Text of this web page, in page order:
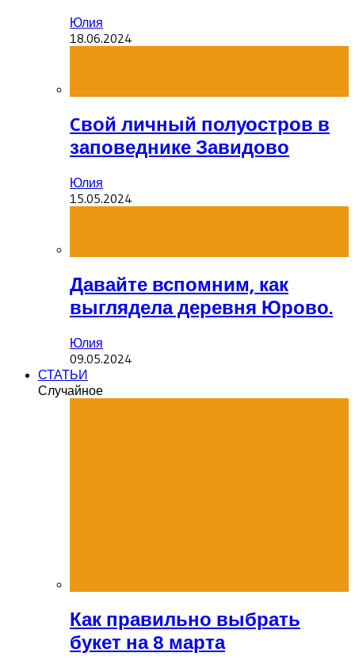
Юлия
18.06.2024
Cвой личный полуостров в
заповеднике Завидово
Юлия
15.05.2024
Давайте вспомним, как
выглядела деревня Юрово.
Юлия
09.05.2024
СТАТЬИ
Случайное
Как правильно выбрать
букет на 8 марта